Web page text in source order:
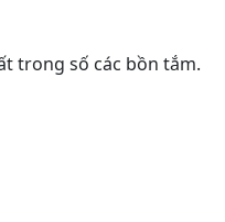
trong số các bồn tắm.